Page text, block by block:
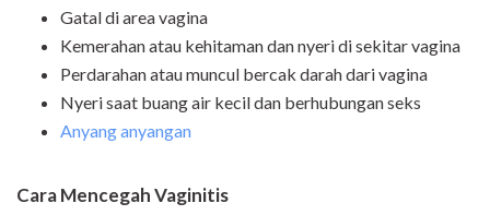
Gatal di area vagina
Kemerahan atau kehitaman dan nyeri di sekitar vagina
Perdarahan atau muncul bercak darah dari vagina
Nyeri saat buang air kecil dan berhubungan seks
Anyang anyangan
Cara Mencegah Vaginitis